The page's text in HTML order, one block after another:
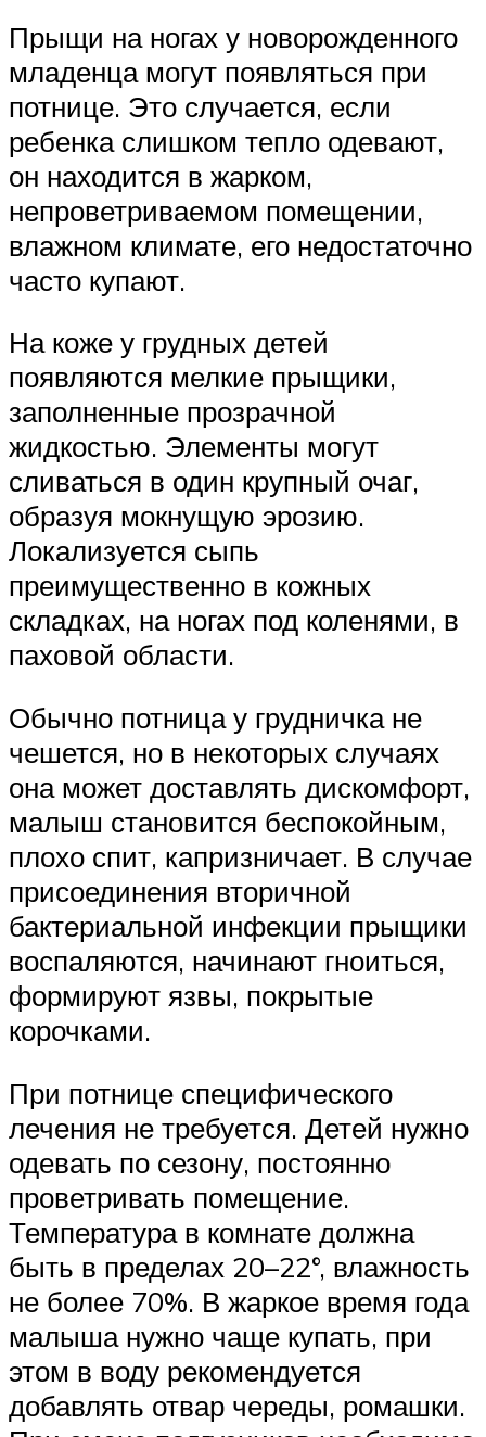
Прыщи на ногах у новорожденного
младенца могут появляться при
потнице. Это случается, если
ребенка слишком тепло одевают,
он находится в жарком,
непроветриваемом помещении,
влажном климате, его недостаточно
часто купают.
На коже у грудных детей
появляются мелкие прыщики,
заполненные прозрачной
жидкостью. Элементы могут
сливаться в один крупный очаг,
образуя мокнущую эрозию.
Локализуется сыпь
преимущественно в кожных
складках, на ногах под коленями, в
паховой области.
Обычно потница у грудничка не
чешется, но в некоторых случаях
она может доставлять дискомфорт,
малыш становится беспокойным,
плохо спит, капризничает. В случае
присоединения вторичной
бактериальной инфекции прыщики
воспаляются, начинают гноиться,
формируют язвы, покрытые
корочками.
При потнице специфического
лечения не требуется. Детей нужно
одевать по сезону, постоянно
проветривать помещение.
Температура в комнате должна
быть в пределах 20–22°, влажность
не более 70%. В жаркое время года
малыша нужно чаще купать, при
этом в воду рекомендуется
добавлять отвар череды, ромашки.